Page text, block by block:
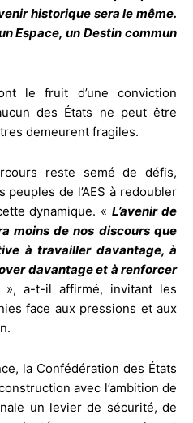
historique sera le même.
Espace, un Destin commun
le fruit d’une conviction
des États ne peut être
demeurent fragiles.
reste semé de défis,
peuples de l’AES à redoubler
dynamique. «L’avenir de
moins de nos discours que
à travailler davantage, à
davantage et à renforcer
», a-t-il affirmé, invitant les
face aux pressions et aux
la Confédération des États
avec l’ambition de
un levier de sécurité, de